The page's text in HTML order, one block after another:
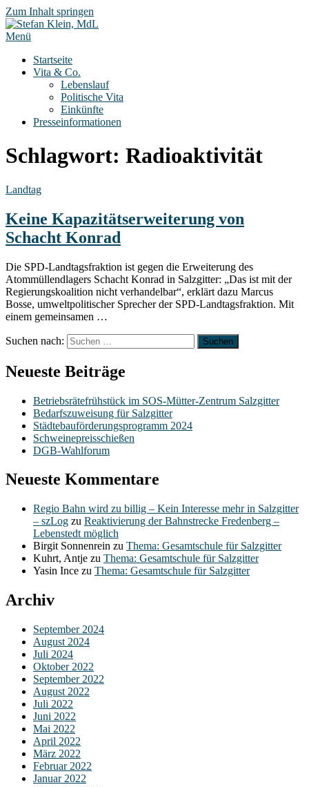
Zum Inhalt springen
Menü
Startseite
Vita & Co.
Lebenslauf
Politische Vita
Einkünfte
Presseinformationen
Schlagwort: Radioaktivität
Landtag
Keine Kapazitätserweiterung von
Schacht Konrad
Die SPD-Landtagsfraktion ist gegen die Erweiterung des
Atommüllendlagers Schacht Konrad in Salzgitter: „Das ist mit der
Regierungskoalition nicht verhandelbar“, erklärt dazu Marcus
Bosse, umweltpolitischer Sprecher der SPD-Landtagsfraktion. Mit
einem gemeinsamen …
Suchen nach:
Neueste Beiträge
Betriebsrätefrühstück im SOS-Mütter-Zentrum Salzgitter
Bedarfszuweisung für Salzgitter
Städtebauförderungsprogramm 2024
Schweinepreisschießen
DGB-Wahlforum
Neueste Kommentare
Regio Bahn wird zu billig – Kein Interesse mehr in Salzgitter
– szLog zu Reaktivierung der Bahnstrecke Fredenberg –
Lebenstedt möglich
Birgit Sonnenrein zu Thema: Gesamtschule für Salzgitter
Kuhrt, Antje zu Thema: Gesamtschule für Salzgitter
Yasin Ince zu Thema: Gesamtschule für Salzgitter
Archiv
September 2024
August 2024
Juli 2024
Oktober 2022
September 2022
August 2022
Juli 2022
Juni 2022
Mai 2022
April 2022
März 2022
Februar 2022
Januar 2022